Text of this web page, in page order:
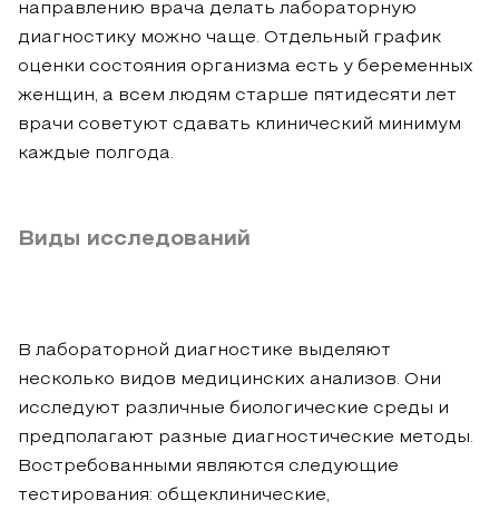
направлению врача делать лабораторную
диагностику можно чаще. Отдельный график
оценки состояния организма есть у беременных
женщин, а всем людям старше пятидесяти лет
врачи советуют сдавать клинический минимум
каждые полгода.
Виды исследований
В лабораторной диагностике выделяют
несколько видов медицинских анализов. Они
исследуют различные биологические среды и
предполагают разные диагностические методы.
Востребованными являются следующие
тестирования: общеклинические,